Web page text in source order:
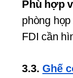
Phù hợp
phòng
FDI cần
3.3. Ghế